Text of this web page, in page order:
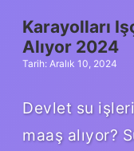
Karayolları
Alıyor 2024
Tarih: Aralık 10, 2024
Devlet su
maaş alıyor?